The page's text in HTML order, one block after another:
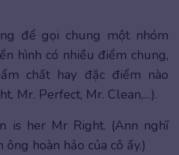
để gọi chung một nhóm
hình có nhiều điểm chung,
chất hay đặc điểm nào
Mr. Perfect, Mr. Clean,…).
is her Mr Right. (Ann nghĩ
hoàn hảo của cô ấy.)